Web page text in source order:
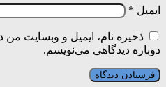
ایمیل *
ذخیره نام، ایمیل و وبسایت
دوباره دیدگاهی می‌نویسم.